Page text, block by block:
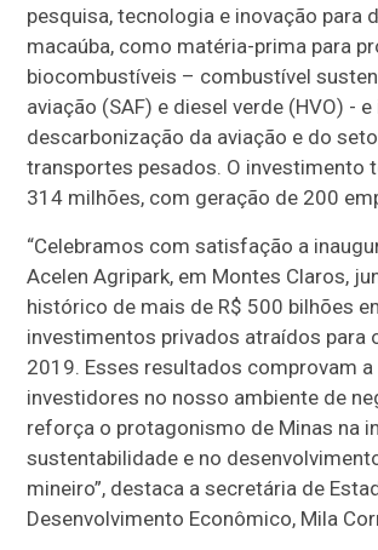
pesquisa, tecnologia e inovação para
macaúba, como matéria-prima para
biocombustíveis – combustível
aviação (SAF) e diesel verde (HVO) -
descarbonização da aviação e do
transportes pesados. O investimento
314 milhões, com geração de 200
“Celebramos com satisfação a
Acelen Agripark, em Montes Claros,
histórico de mais de R$ 500 bilhões
investimentos privados atraídos para
2019. Esses resultados comprovam
investidores no nosso ambiente de
reforça o protagonismo de Minas na
sustentabilidade e no
mineiro”, destaca a secretária de
Desenvolvimento Econômico, Mila